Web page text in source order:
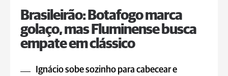
Brasileirão: Botafogo marca
golaço, mas Fluminense busca
empate em clássico
Ignácio sobe sozinho para cabecear e